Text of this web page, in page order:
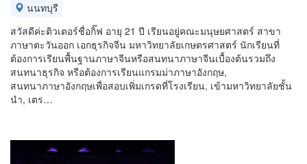
นนทบุรี
สวัสดีค่ะติวเตอร์ชื่อกิ๊ฟ อายุ 21 ปี เรียนอยู่คณะมนุษยศาสตร์ สาขา
ภาษาตะวันออก เอกธุรกิจจีน มหาวิทยาลัยเกษตรศาสตร์ นักเรียนที่
ต้องการเรียนพื้นฐานภาษาจีนหรือสนทนาภาษาจีนเบื้องต้นรวมถึง
สนทนาธุรกิจ หรือต้องการเรียนแกรมม่าภาษาอังกฤษ,
สนทนาภาษาอังกฤษเพื่อสอบเพิ่มเกรดที่โรงเรียน, เข้ามหาวิทยาลัยชั้น
นำ, เตร…